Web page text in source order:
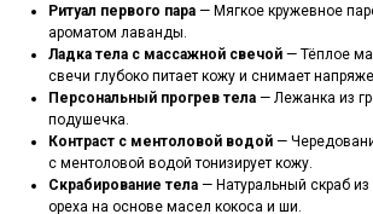
Ритуал первого пара — Мягкое кружевное
ароматом лаванды.
Ладка тела с массажной свечой — Тёплое
свечи глубоко питает кожу и снимает
Персональный прогрев тела — Лежанка из
подушечка.
Контраст с ментоловой водой —
с ментоловой водой тонизирует кожу.
Скрабирование тела — Натуральный скраб
ореха на основе масел кокоса и ши.